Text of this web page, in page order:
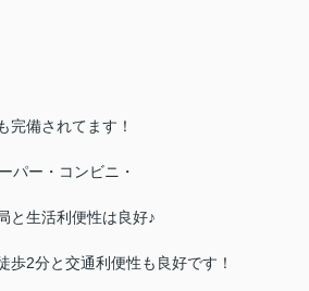
完備されてます！
パー・コンビニ・
と生活利便性は良好♪
歩2分と交通利便性も良好です！